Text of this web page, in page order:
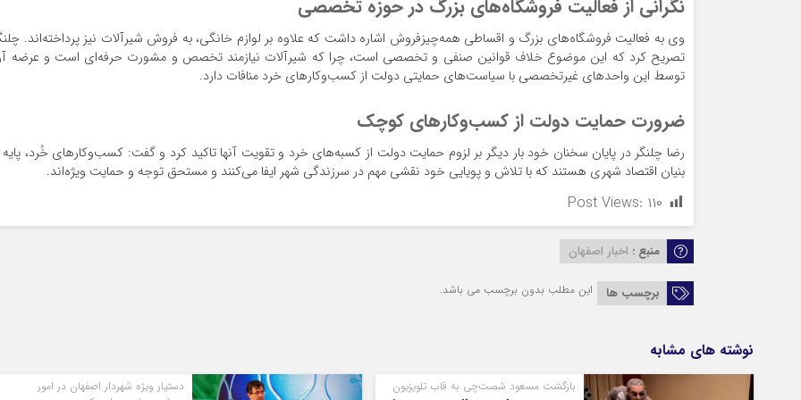
نگرانی از فعالیت فروشگاه‌های بزرگ در حوزه تخصصی
وی به فعالیت فروشگاه‌های بزرگ و اقساطی همه‌چیزفروش اشاره داشت که علاوه بر لوازم خانگی، به فروش شیرآلات نیز پرداخته‌اند.
تصریح کرد که این موضوع خلاف قوانین صنفی و تخصصی است، چرا که شیرآلات نیازمند تخصص و مشورت حرفه‌ای است و عرضه
توسط این واحدهای غیرتخصصی با سیاست‌های حمایتی دولت از کسب‌وکارهای خرد منافات دارد.
ضرورت حمایت دولت از کسب‌وکارهای کوچک
رضا چلنگر در پایان سخنان خود بار دیگر بر لزوم حمایت دولت از کسبه‌های خرد و تقویت آنها تاکید کرد و گفت: کسب‌وکارهای خُرد،
بنیان اقتصاد شهری هستند که با تلاش و پویایی خود نقشی مهم در سرزندگی شهر ایفا می‌کنند و مستحق توجه و حمایت ویژه‌اند.
Post Views: ۱۱۰
منبع : اخبار اصفهان
برچسب ها این مطلب بدون برچسب می باشد.
نوشته های مشابه
بازگشت مسعود شصت‌چی به قاب تلویزیون
دستیار ویژه شهردار اصفهان در امور